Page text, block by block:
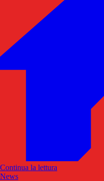
Continua la lettura
News